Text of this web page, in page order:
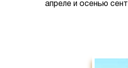
апреле и осенью